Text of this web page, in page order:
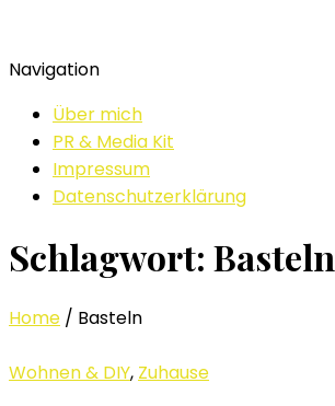
Navigation
Über mich
PR & Media Kit
Impressum
Datenschutzerklärung
Schlagwort: Basteln
Home / Basteln
Wohnen & DIY, Zuhause